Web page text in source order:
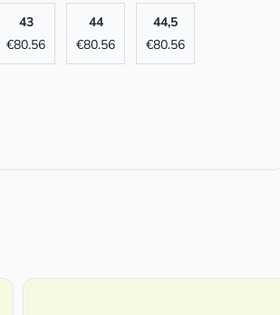
43
€80.56
44
€80.56
44,5
€80.56